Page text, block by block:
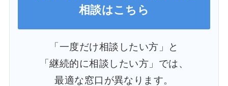
相談はこちら
「一度だけ相談したい方」と
「継続的に相談したい方」では、
最適な窓口が異なります。